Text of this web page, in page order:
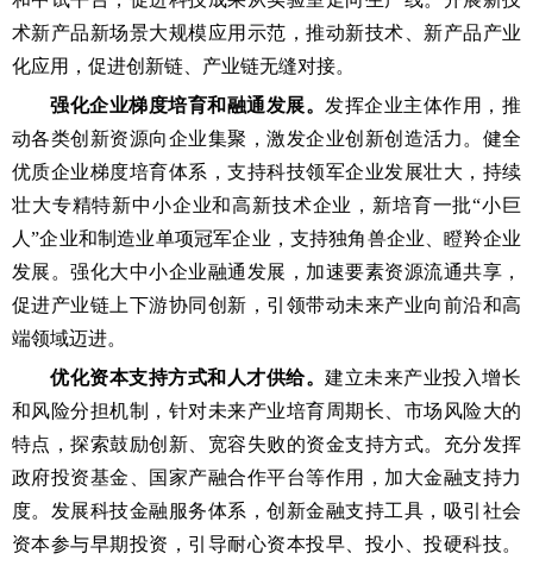
术新产品新场景大规模应用示范，推动新技术、新产品产业
化应用，促进创新链、产业链无缝对接。
强化企业梯度培育和融通发展。 发挥企业主体作用，推
动各类创新资源向企业集聚，激发企业创新创造活力。健全
优质企业梯度培育体系，支持科技领军企业发展壮大，持续
壮大专精特新中小企业和高新技术企业，新培育一批“小巨
人”企业和制造业单项冠军企业，支持独角兽企业、瞪羚企业
发展。强化大中小企业融通发展，加速要素资源流通共享，
促进产业链上下游协同创新，引领带动未来产业向前沿和高
端领域迈进。
优化资本支持方式和人才供给。建立未来产业投入增长
和风险分担机制，针对未来产业培育周期长、市场风险大的
特点，探索鼓励创新、宽容失败的资金支持方式。充分发挥
政府投资基金、国家产融合作平台等作用，加大金融支持力
度。发展科技金融服务体系，创新金融支持工具，吸引社会
资本参与早期投资，引导耐心资本投早、投小、投硬科技。